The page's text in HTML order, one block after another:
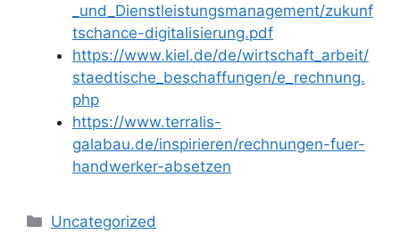
_und_Dienstleistungsmanagement/zukunf
tschance-digitalisierung.pdf
https://www.kiel.de/de/wirtschaft_arbeit/
staedtische_beschaffungen/e_rechnung.
php
https://www.terralis-
galabau.de/inspirieren/rechnungen-fuer-
handwerker-absetzen
Kategorien
Uncategorized